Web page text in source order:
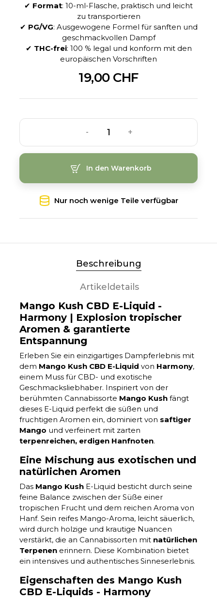
✔ Format: 10-ml-Flasche, praktisch und leicht
zu transportieren
✔ PG/VG: Ausgewogene Formel für sanften und
geschmackvollen Dampf
✔ THC-frei: 100 % legal und konform mit den
europäischen Vorschriften
19,00 CHF
- +
In den Warenkorb
Nur noch wenige Teile verfügbar
Beschreibung
Artikeldetails
Mango Kush CBD E-Liquid -
Harmony | Explosion tropischer
Aromen & garantierte
Entspannung
Erleben Sie ein einzigartiges Dampferlebnis mit
dem Mango Kush CBD E-Liquid von Harmony,
einem Muss für CBD- und exotische
Geschmacksliebhaber. Inspiriert von der
berühmten Cannabissorte Mango Kush fängt
dieses E-Liquid perfekt die süßen und
fruchtigen Aromen ein, dominiert von saftiger
Mango und verfeinert mit zarten
terpenreichen, erdigen Hanfnoten.
Eine Mischung aus exotischen und
natürlichen Aromen
Das Mango Kush E-Liquid besticht durch seine
feine Balance zwischen der Süße einer
tropischen Frucht und dem reichen Aroma von
Hanf. Sein reifes Mango-Aroma, leicht säuerlich,
wird durch holzige und krautige Nuancen
verstärkt, die an Cannabissorten mit natürlichen
Terpenen erinnern. Diese Kombination bietet
ein intensives und authentisches Sinneserlebnis.
Eigenschaften des Mango Kush
CBD E-Liquids - Harmony